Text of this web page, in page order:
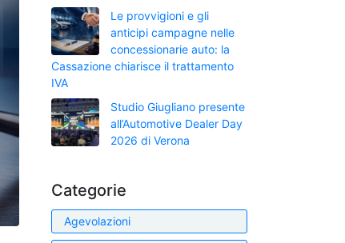
Le provvigioni e gli
anticipi campagne nelle
concessionarie auto: la
Cassazione chiarisce il trattamento
IVA
Studio Giugliano presente
all’Automotive Dealer Day
2026 di Verona
Categorie
Agevolazioni